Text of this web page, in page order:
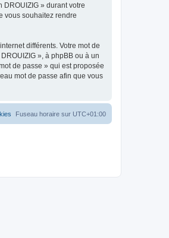
» durant votre
vous souhaitez rendre
différents. Votre mot de
», à phpBB ou à un
de passe » qui est proposée
mot de passe afin que vous
Fuseau horaire sur UTC+01:00